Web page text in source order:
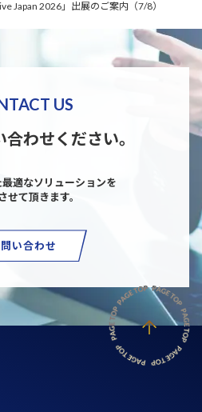
Japan 2026」出展のご案内（7/8）
US
わせください。
適なソリューションを
せて頂きます。
い合わせ